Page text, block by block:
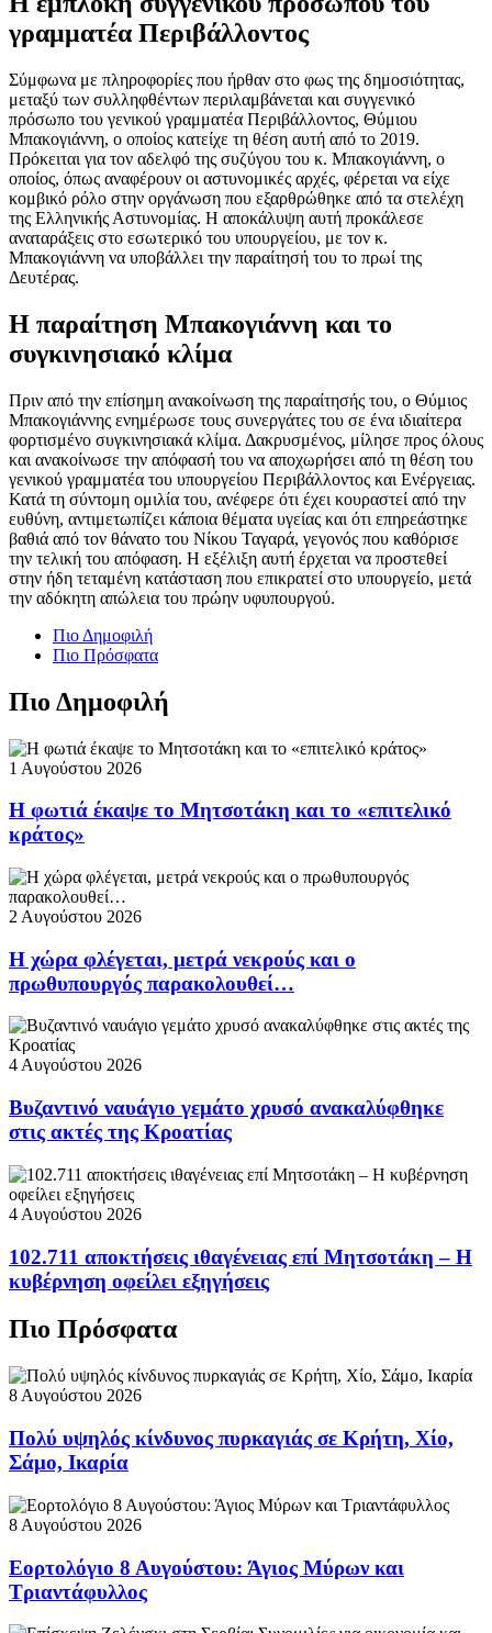
γραμματέα Περιβάλλοντος
Σύμφωνα με πληροφορίες που ήρθαν στο φως της δημοσιότητας,
μεταξύ των συλληφθέντων περιλαμβάνεται και συγγενικό
πρόσωπο του γενικού γραμματέα Περιβάλλοντος, Θύμιου
Μπακογιάννη, ο οποίος κατείχε τη θέση αυτή από το 2019.
Πρόκειται για τον αδελφό της συζύγου του κ. Μπακογιάννη, ο
οποίος, όπως αναφέρουν οι αστυνομικές αρχές, φέρεται να είχε
κομβικό ρόλο στην οργάνωση που εξαρθρώθηκε από τα στελέχη
της Ελληνικής Αστυνομίας. Η αποκάλυψη αυτή προκάλεσε
αναταράξεις στο εσωτερικό του υπουργείου, με τον κ.
Μπακογιάννη να υποβάλλει την παραίτησή του το πρωί της
Δευτέρας.
Η παραίτηση Μπακογιάννη και το
συγκινησιακό κλίμα
Πριν από την επίσημη ανακοίνωση της παραίτησής του, ο Θύμιος
Μπακογιάννης ενημέρωσε τους συνεργάτες του σε ένα ιδιαίτερα
φορτισμένο συγκινησιακά κλίμα. Δακρυσμένος, μίλησε προς όλους
και ανακοίνωσε την απόφασή του να αποχωρήσει από τη θέση του
γενικού γραμματέα του υπουργείου Περιβάλλοντος και Ενέργειας.
Κατά τη σύντομη ομιλία του, ανέφερε ότι έχει κουραστεί από την
ευθύνη, αντιμετωπίζει κάποια θέματα υγείας και ότι επηρεάστηκε
βαθιά από τον θάνατο του Νίκου Ταγαρά, γεγονός που καθόρισε
την τελική του απόφαση. Η εξέλιξη αυτή έρχεται να προστεθεί
στην ήδη τεταμένη κατάσταση που επικρατεί στο υπουργείο, μετά
την αδόκητη απώλεια του πρώην υφυπουργού.
Πιο Δημοφιλή
Πιο Πρόσφατα
Πιο Δημοφιλή
1 Αυγούστου 2026
Η φωτιά έκαψε το Μητσοτάκη και το «επιτελικό
κράτος»
2 Αυγούστου 2026
Η χώρα φλέγεται, μετρά νεκρούς και ο
πρωθυπουργός παρακολουθεί…
4 Αυγούστου 2026
Βυζαντινό ναυάγιο γεμάτο χρυσό ανακαλύφθηκε
στις ακτές της Κροατίας
4 Αυγούστου 2026
102.711 αποκτήσεις ιθαγένειας επί Μητσοτάκη – Η
κυβέρνηση οφείλει εξηγήσεις
Πιο Πρόσφατα
8 Αυγούστου 2026
Πολύ υψηλός κίνδυνος πυρκαγιάς σε Κρήτη, Χίο,
Σάμο, Ικαρία
8 Αυγούστου 2026
Εορτολόγιο 8 Αυγούστου: Άγιος Μύρων και
Τριαντάφυλλος